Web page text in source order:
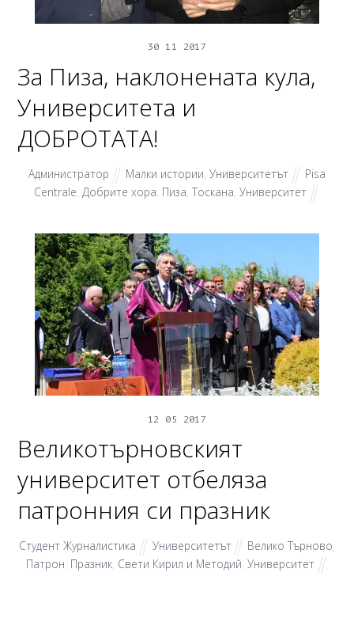
30 11 2017
За Пиза, наклонената кула,
Университета и
ДОБРОТАТА!
Администратор Малки истории, Университетът
Pisa
Centrale Добрите хора Пиза ,Тоскана ,Университет
12 05 2017
Великотърновският
университет отбеляза
патронния си празник
Студент Журналистика Университетът Велико Търново,
Патрон Празник Свети Кирил и Методий ,Университет